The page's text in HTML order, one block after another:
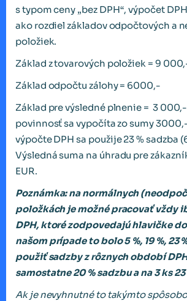
s typom ceny „bez DPH“, výpočet
ako rozdiel základov odpočtových a
položiek.
Základ z tovarových položiek = 9
Základ odpočtu zálohy = 6000,-
Základ pre výsledné plnenie = 3 000,-
povinnosť sa vypočíta zo sumy
výpočte DPH sa použije 23 % sadzba
Výsledná suma na úhradu pre
EUR.
Poznámka: na normálnych
položkách je možné pracovať vždy
DPH, ktoré zodpovedajú hlavičke
našom prípade to bolo 5 %, 19 %, 23
použiť sadzby z rôznych období DPH
samostatne 20 % sadzbu a na 3 ks 23
Ak je nevyhnutné to takýmto